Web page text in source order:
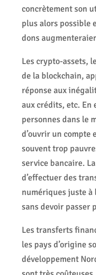
concrètement son
plus alors possible
dons
Les crypto-assets,
de la blockchain,
réponse aux
aux crédits, etc. En
personnes dans le
d’ouvrir un compte
souvent trop
service bancaire.
d’effectuer des
numériques juste à
sans devoir passer
Les transferts
les pays d’origine
développement